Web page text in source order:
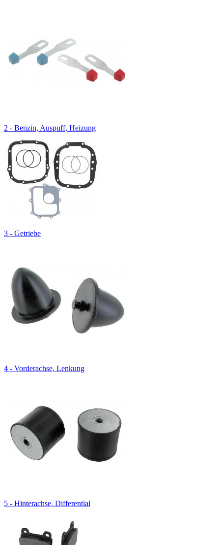
2 - Benzin, Auspuff, Heizung
3 - Getriebe
4 - Vorderachse, Lenkung
5 - Hinterachse, Differential